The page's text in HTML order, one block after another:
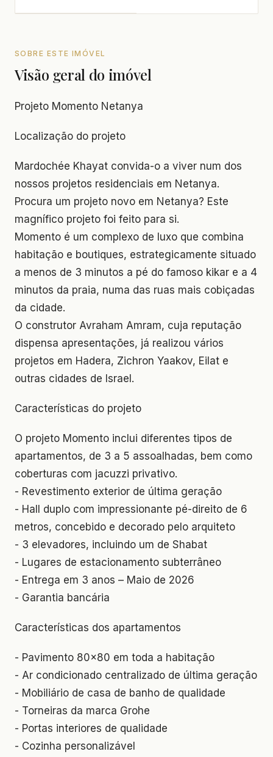
SOBRE ESTE IMÓVEL
Visão geral do imóvel
Projeto Momento Netanya
Localização do projeto
Mardochée Khayat convida-o a viver num dos
nossos projetos residenciais em Netanya.
Procura um projeto novo em Netanya? Este
magnífico projeto foi feito para si.
Momento é um complexo de luxo que combina
habitação e boutiques, estrategicamente situado
a menos de 3 minutos a pé do famoso kikar e a 4
minutos da praia, numa das ruas mais cobiçadas
da cidade.
O construtor Avraham Amram, cuja reputação
dispensa apresentações, já realizou vários
projetos em Hadera, Zichron Yaakov, Eilat e
outras cidades de Israel.
Características do projeto
O projeto Momento inclui diferentes tipos de
apartamentos, de 3 a 5 assoalhadas, bem como
coberturas com jacuzzi privativo.
- Revestimento exterior de última geração
- Hall duplo com impressionante pé-direito de 6
metros, concebido e decorado pelo arquiteto
- 3 elevadores, incluindo um de Shabat
- Lugares de estacionamento subterrâneo
- Entrega em 3 anos – Maio de 2026
- Garantia bancária
Características dos apartamentos
- Pavimento 80x80 em toda a habitação
- Ar condicionado centralizado de última geração
- Mobiliário de casa de banho de qualidade
- Torneiras da marca Grohe
- Portas interiores de qualidade
- Cozinha personalizável